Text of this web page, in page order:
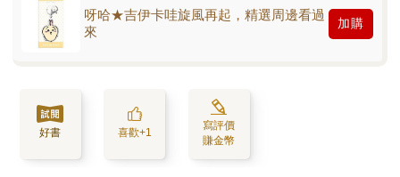
呀哈★吉伊卡哇旋風再起，精選周邊看過
來
加購
好書 喜歡+1
寫評價
賺金幣